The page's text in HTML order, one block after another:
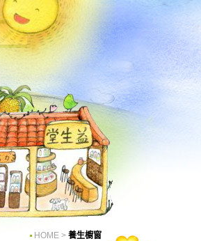
HOME > 養生櫥窗